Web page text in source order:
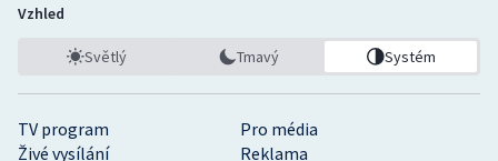
TV program
Pro média
Živé vysílání
Reklama
Vzhled
Světlý Tmavý Systém